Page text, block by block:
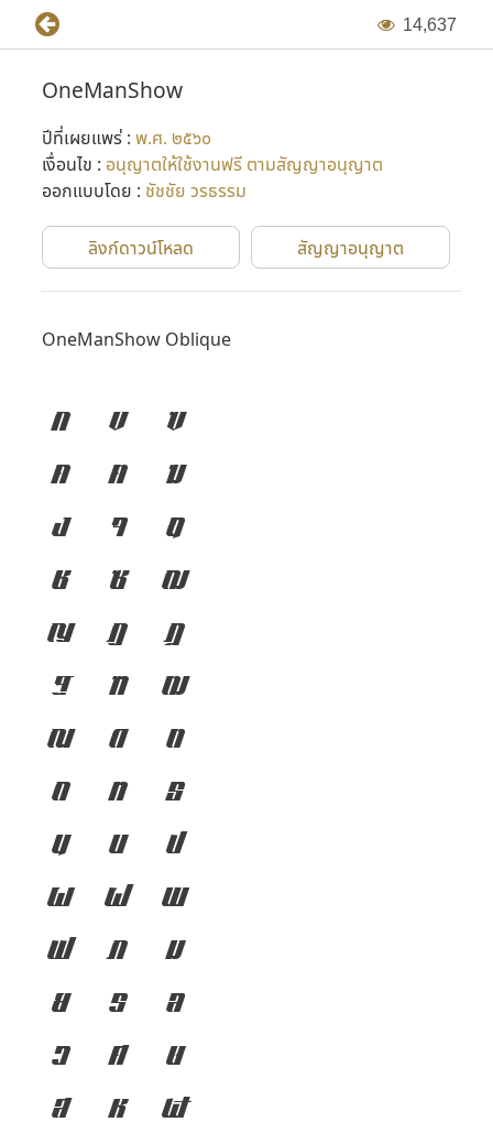
14,637
OneManShow
ปีที่เผยแพร่ : พ.ศ. ๒๕๖๐
เงื่อนไข : อนุญาตให้ใช้งานฟรี ตามสัญญาอนุญาต
ออกแบบโดย : ชัชชัย วรธรรม
ลิงก์ดาวน์โหลด สัญญาอนุญาต
OneManShow Oblique
ก ข ฃ
ค ฅ ฆ
ง จ ฉ
ช ซ ฌ
ญ ฎ ฏ
ฐ ฑ ฒ
ณ ด ต
ถ ท ธ
น บ ป
ผ ฝ พ
ฟ ภ ม
ย ร ล
ว ศ ษ
ส ห ฬ